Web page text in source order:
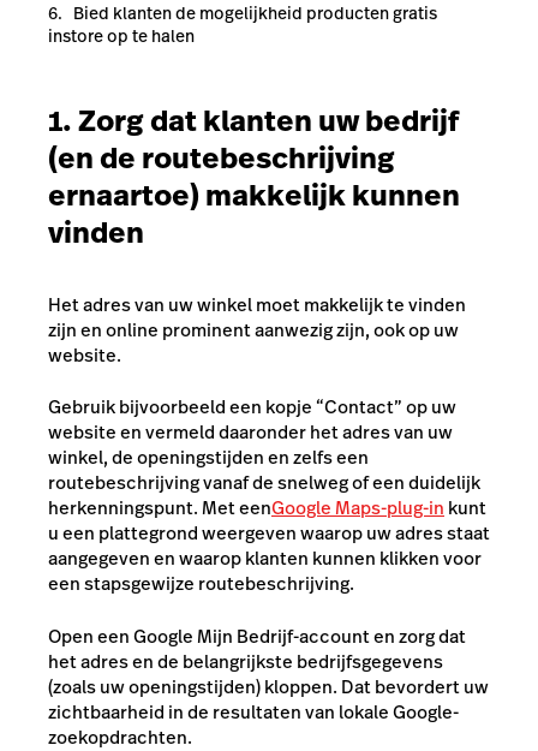
Bied klanten de mogelijkheid producten gratis
instore op te halen
1. Zorg dat klanten uw bedrijf
(en de routebeschrijving
ernaartoe) makkelijk kunnen
vinden
Het adres van uw winkel moet makkelijk te vinden
zijn en online prominent aanwezig zijn, ook op uw
website.
Gebruik bijvoorbeeld een kopje “Contact” op uw
website en vermeld daaronder het adres van uw
winkel, de openingstijden en zelfs een
routebeschrijving vanaf de snelweg of een duidelijk
herkenningspunt. Met eenGoogle Maps-plug-in kunt
u een plattegrond weergeven waarop uw adres staat
aangegeven en waarop klanten kunnen klikken voor
een stapsgewijze routebeschrijving.
Open een Google Mijn Bedrijf-account en zorg dat
het adres en de belangrijkste bedrijfsgegevens
(zoals uw openingstijden) kloppen. Dat bevordert uw
zichtbaarheid in de resultaten van lokale Google-
zoekopdrachten.